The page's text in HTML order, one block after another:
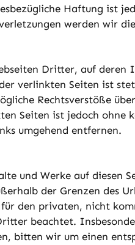
Haftung ist
werden wir
Dritter, auf
verlinkten Seiten ist
Rechtsverstöße
Seiten ist jedoch ohne
umgehend entfernen.
und Werke auf diesen
der Grenzen des
den privaten, nicht
beachtet.
bitten wir um einen